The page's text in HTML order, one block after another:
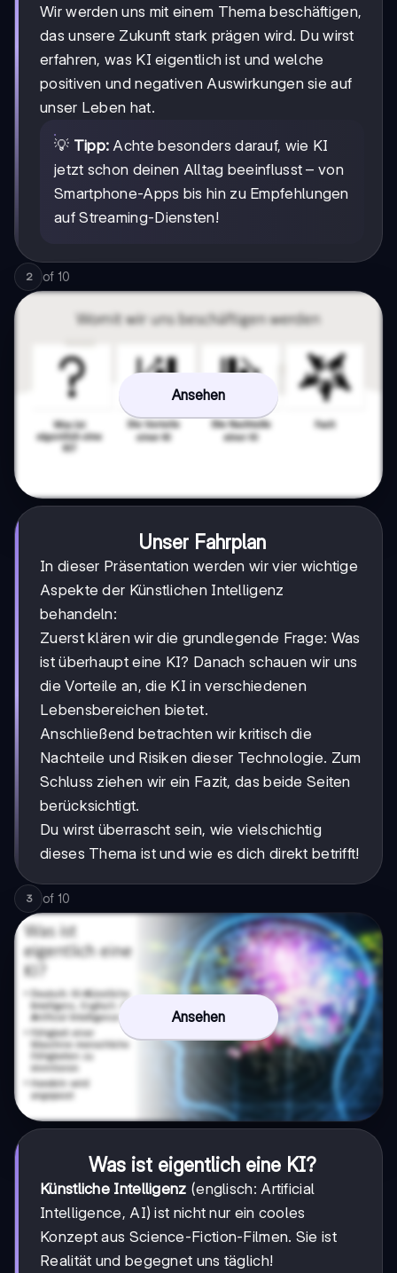
Wir werden uns mit einem Thema beschäftigen,
das unsere Zukunft stark prägen wird. Du wirst
erfahren, was KI eigentlich ist und welche
positiven und negativen Auswirkungen sie auf
unser Leben hat.
💡 Tipp: Achte besonders darauf, wie KI
jetzt schon deinen Alltag beeinflusst – von
Smartphone-Apps bis hin zu Empfehlungen
auf Streaming-Diensten!
2 of 10
Ansehen
Unser Fahrplan
In dieser Präsentation werden wir vier wichtige
Aspekte der Künstlichen Intelligenz
behandeln:
Zuerst klären wir die grundlegende Frage: Was
ist überhaupt eine KI? Danach schauen wir uns
die Vorteile an, die KI in verschiedenen
Lebensbereichen bietet.
Anschließend betrachten wir kritisch die
Nachteile und Risiken dieser Technologie. Zum
Schluss ziehen wir ein Fazit, das beide Seiten
berücksichtigt.
Du wirst überrascht sein, wie vielschichtig
dieses Thema ist und wie es dich direkt betrifft!
3 of 10
Ansehen
Was ist eigentlich eine KI?
Künstliche Intelligenz (englisch: Artificial
Intelligence, AI) ist nicht nur ein cooles
Konzept aus Science-Fiction-Filmen. Sie ist
Realität und begegnet uns täglich!